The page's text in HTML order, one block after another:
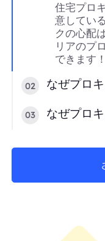
住宅プロ
意してい
クの心配
リアのプ
できます！
02 なぜプロ
03 なぜプロ